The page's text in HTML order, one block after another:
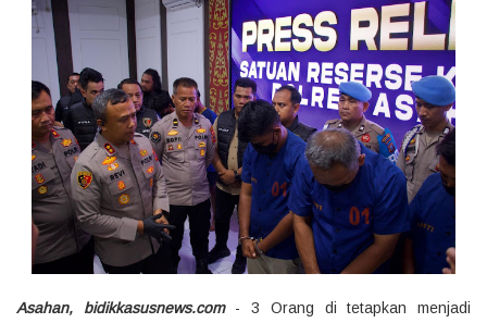
Asahan, bidikkasusnews.com- 3 Orang di tetapkan menjadi